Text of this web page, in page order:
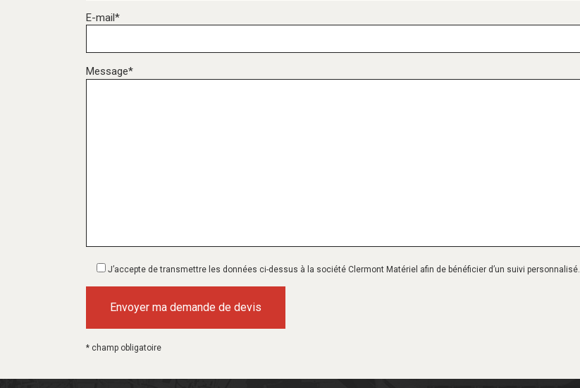
E-mail*
Message*
J’accepte de transmettre les données ci-dessus à la société Clermont Matériel afin de bénéficier d’un suivi personnalisé.
* champ obligatoire